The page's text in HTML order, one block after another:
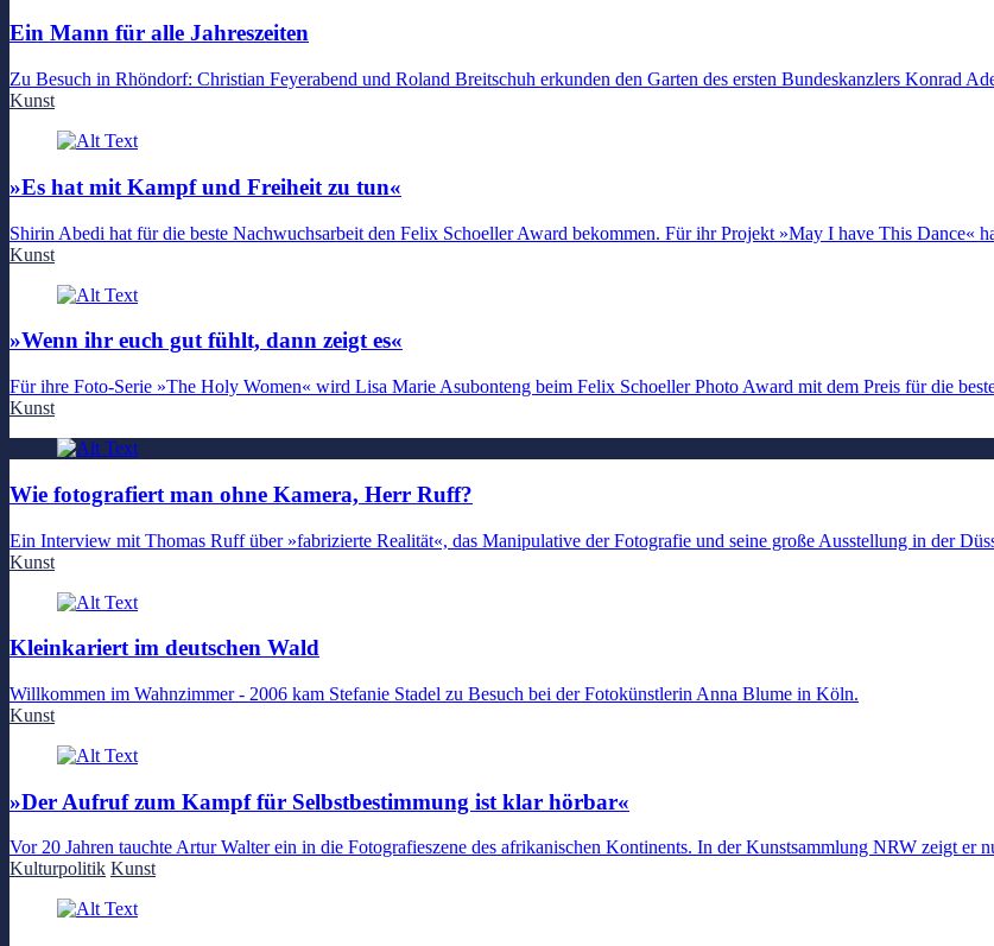
Ein Mann für alle Jahreszeiten
Zu Besuch in Rhöndorf: Christian Feyerabend und Roland Breitschuh erkunden den Garten des ersten Bundeskanzlers Konrad
Kunst
»Es hat mit Kampf und Freiheit zu tun«
Shirin Abedi hat für die beste Nachwuchsarbeit den Felix Schoeller Award bekommen. Für ihr Projekt »May I have This Dance«
Kunst
»Wenn ihr euch gut fühlt, dann zeigt es«
Für ihre Foto-Serie »The Holy Women« wird Lisa Marie Asubonteng beim Felix Schoeller Photo Award mit dem Preis für die
Kunst
Wie fotografiert man ohne Kamera, Herr Ruff?
Ein Interview mit Thomas Ruff über »fabrizierte Realität«, das Manipulative der Fotografie und seine große Ausstellung in der
Kunst
Kleinkariert im deutschen Wald
Willkommen im Wahnzimmer - 2006 kam Stefanie Stadel zu Besuch bei der Fotokünstlerin Anna Blume in Köln.
Kunst
»Der Aufruf zum Kampf für Selbstbestimmung ist klar hörbar«
Vor 20 Jahren tauchte Artur Walter ein in die Fotografieszene des afrikanischen Kontinents. In der Kunstsammlung NRW zeigt er
Kulturpolitik Kunst